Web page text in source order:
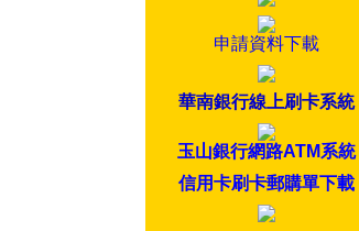
申請資料下載
華南銀行線上刷卡系統
玉山銀行網路ATM系統
信用卡刷卡郵購單下載